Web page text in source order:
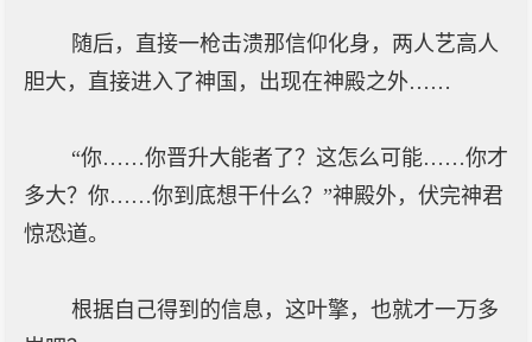
随后，直接一枪击溃那信仰化身，两人艺高人
胆大，直接进入了神国，出现在神殿之外……
“你……你晋升大能者了？这怎么可能……你才
多大？你……你到底想干什么？”神殿外，伏完神君
惊恐道。
根据自己得到的信息，这叶擎，也就才一万多